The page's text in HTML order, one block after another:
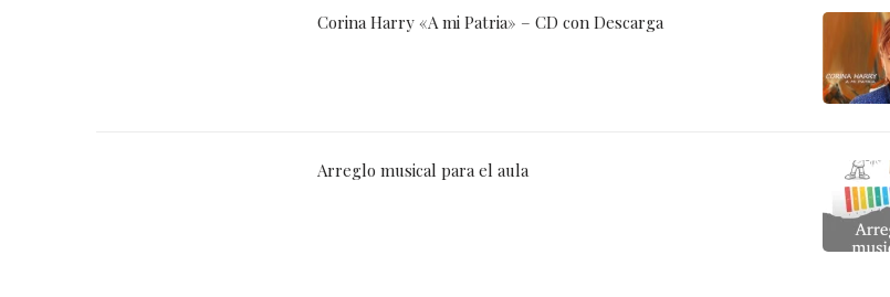
Corina Harry «A mi Patria» – CD con Descarga
Arreglo musical para el aula